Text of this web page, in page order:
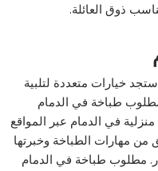
ذوق العائلة.
خيارات متعددة لتلبية
طباخة في الدمام
في الدمام عبر المواقع
من مهارات الطباخة وخبرتها
مطلوب طباخة في الدمام